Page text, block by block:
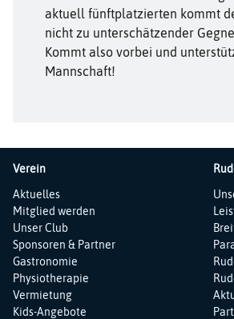
aktuell fünftplatzierten kommt
nicht zu unterschätzender
Kommt also vorbei und
Mannschaft!
Verein
Navigation
überspringen
Aktuelles
Mitglied werden
Unser Club
Sponsoren & Partner
Gastronomie
Physiotherapie
Vermietung
Kids-Angebote